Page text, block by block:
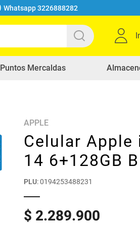
Whatsapp 3226888282
Puntos Mercaldas
APPLE
Celular Apple
14 6+128GB
PLU:0194253488231
$ 2.289.900